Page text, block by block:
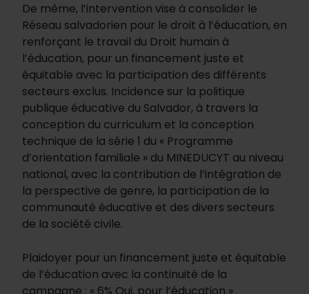
De même, l’intervention vise à consolider le
Réseau salvadorien pour le droit à l’éducation, en
renforçant le travail du Droit humain à
l’éducation, pour un financement juste et
équitable avec la participation des différents
secteurs exclus. Incidence sur la politique
publique éducative du Salvador, à travers la
conception du curriculum et la conception
technique de la série 1 du « Programme
d’orientation familiale » du MINEDUCYT au niveau
national, avec la contribution de l’intégration de
la perspective de genre, la participation de la
communauté éducative et des divers secteurs
de la société civile.
Plaidoyer pour un financement juste et équitable
de l’éducation avec la continuité de la